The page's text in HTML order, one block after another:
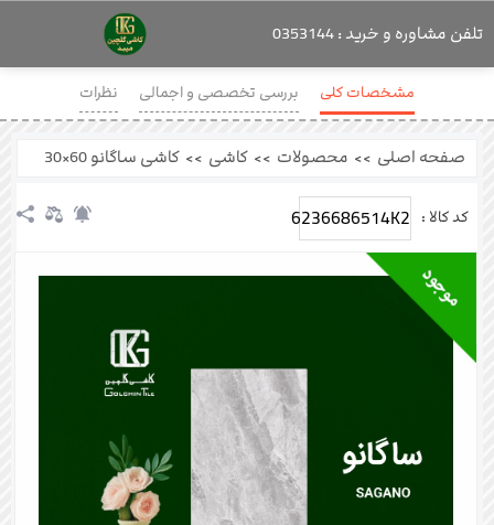
مشخصات کلی بررسی تخصصی و اجمالی نظرات
صفحه اصلی >> محصولات >> کاشی >> کاشی ساگانو 60×30
کد کالا : 6236686514K2
تلفن مشاوره و خرید : 0353144